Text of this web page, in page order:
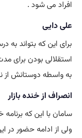
افراد می شود .
علی دایی
برای این که بتواند به
به واسطه دوستانش از
انصراف از خنده بازار
سامان با این که
ولی از ادامه حضور در